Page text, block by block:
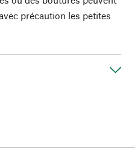
précaution les petites